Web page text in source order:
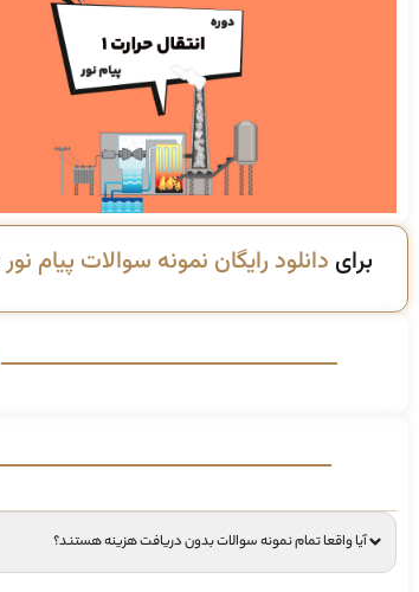
برای دانلود رایگان نمونه سوالات پیام نور
آیا واقعا تمام نمونه سوالات بدون دریافت هزینه هستند؟